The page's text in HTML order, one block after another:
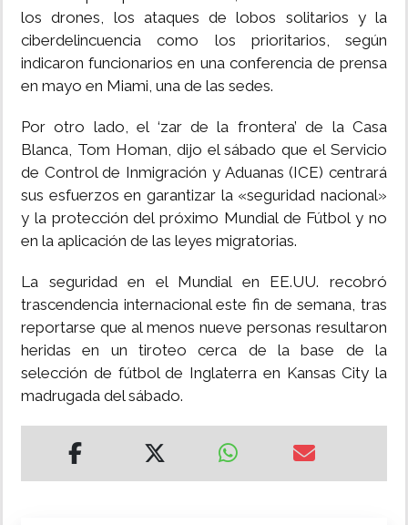
los drones, los ataques de lobos solitarios y la
ciberdelincuencia como los prioritarios, según
indicaron funcionarios en una conferencia de prensa
en mayo en Miami, una de las sedes.
Por otro lado, el ‘zar de la frontera’ de la Casa
Blanca, Tom Homan, dijo el sábado que el Servicio
de Control de Inmigración y Aduanas (ICE) centrará
sus esfuerzos en garantizar la «seguridad nacional»
y la protección del próximo Mundial de Fútbol y no
en la aplicación de las leyes migratorias.
La seguridad en el Mundial en EE.UU. recobró
trascendencia internacional este fin de semana, tras
reportarse que al menos nueve personas resultaron
heridas en un tiroteo cerca de la base de la
selección de fútbol de Inglaterra en Kansas City la
madrugada del sábado.